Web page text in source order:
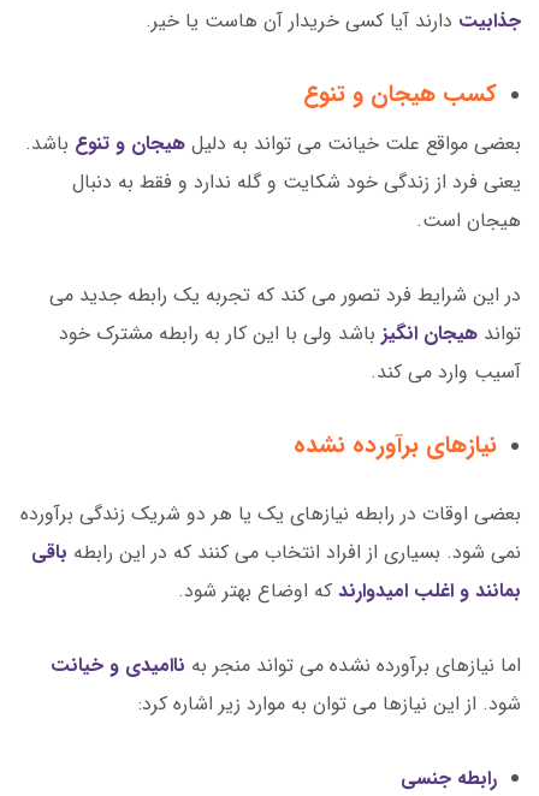
جذابیت دارند آیا کسی خریدار آن هاست یا خیر.
کسب هیجان و تنوع
بعضی مواقع علت خیانت می تواند به دلیل هیجان و تنوع باشد.
یعنی فرد از زندگی خود شکایت و گله ندارد و فقط به دنبال
هیجان است.
در این شرایط فرد تصور می کند که تجربه یک رابطه جدید می
تواند هیجان انگیز باشد ولی با این کار به رابطه مشترک خود
آسیب وارد می کند.
نیازهای برآورده نشده
بعضی اوقات در رابطه نیازهای یک یا هر دو شریک زندگی برآورده
نمی شود. بسیاری از افراد انتخاب می كنند كه در این رابطه باقی
بمانند و اغلب امیدوارند كه اوضاع بهتر شود.
اما نیازهای برآورده نشده می تواند منجر به ناامیدی و خیانت
شود. از این نیازها می توان به موارد زیر اشاره کرد:
رابطه جنسی